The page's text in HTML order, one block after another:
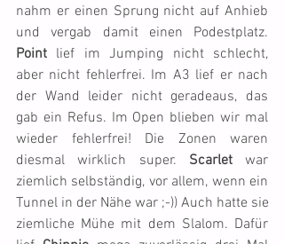
nahm er einen Sprung nicht auf Anhieb
Point lief im Jumping nicht schlecht,
aber nicht fehlerfrei. Im A3 lief er nach
der Wand leider nicht geradeaus, das
gab ein Refus. Im Open blieben wir mal
wieder fehlerfrei! Die Zonen waren
diesmal wirklich super. Scarlet war
ziemlich selbständig, vor allem, wenn ein
Tunnel in der Nähe war ;-)) Auch hatte sie
ziemliche Mühe mit dem Slalom. Dafür